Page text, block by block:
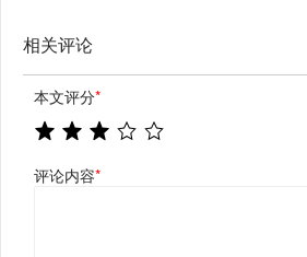
相关评论
本文评分*
评论内容*